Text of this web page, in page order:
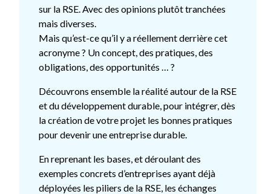
sur la RSE. Avec des opinions plutôt tranchées
mais diverses.
Mais qu’est-ce qu’il y a réellement derrière cet
acronyme ? Un concept, des pratiques, des
obligations, des opportunités … ?
Découvrons ensemble la réalité autour de la RSE
et du développement durable, pour intégrer, dès
la création de votre projet les bonnes pratiques
pour devenir une entreprise durable.
En reprenant les bases, et déroulant des
exemples concrets d’entreprises ayant déjà
déployées les piliers de la RSE, les échanges